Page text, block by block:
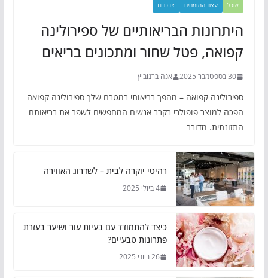
אוכל עצת המומחים צרכנות
היתרונות הבריאותיים של ספירולינה
קפואה, פטל שחור ומתכונים בריאים
30 בספטמבר 2025 אנה ברנוביץ
ספירולינה קפואה – מהפך בריאותי במטבח שלך ספירולינה קפואה
הפכה למוצר פופולרי בקרב אנשים המחפשים לשפר את בריאותם
התזונתית. מדובר
רהיטי יוקרה לבית – לשדרוג האווירה
4 ביולי 2025
כיצד להתמודד עם בעיות עור ושיער בעזרת
פתרונות טבעיים?
26 ביוני 2025